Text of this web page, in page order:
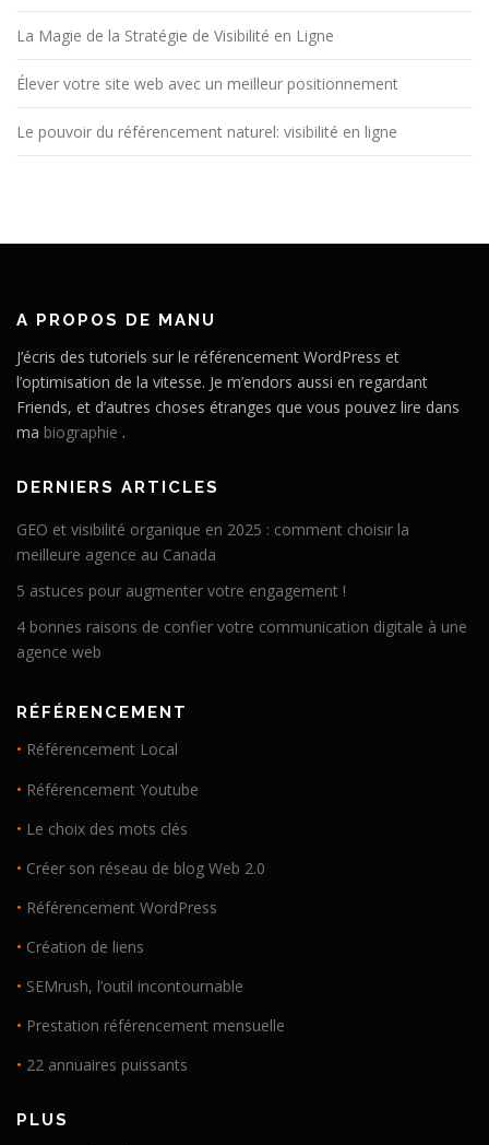
La Magie de la Stratégie de Visibilité en Ligne
Élever votre site web avec un meilleur positionnement
Le pouvoir du référencement naturel: visibilité en ligne
A PROPOS DE MANU
J’écris des tutoriels sur le référencement WordPress et
l’optimisation de la vitesse. Je m’endors aussi en regardant
Friends, et d’autres choses étranges que vous pouvez lire dans
ma biographie .
DERNIERS ARTICLES
GEO et visibilité organique en 2025 : comment choisir la
meilleure agence au Canada
5 astuces pour augmenter votre engagement !
4 bonnes raisons de confier votre communication digitale à une
agence web
RÉFÉRENCEMENT
• Référencement Local
• Référencement Youtube
• Le choix des mots clés
• Créer son réseau de blog Web 2.0
• Référencement WordPress
• Création de liens
• SEMrush, l’outil incontournable
• Prestation référencement mensuelle
• 22 annuaires puissants
PLUS